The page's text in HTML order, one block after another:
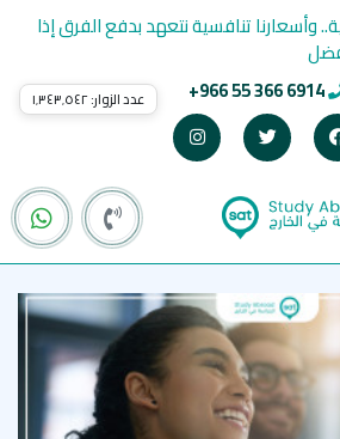
+966 55 366 6914
وأسعارنا تنافسية نتعهد بدفع الفرق إذا
عدد الزوار:١٬٣٤٣٬٥٤٢